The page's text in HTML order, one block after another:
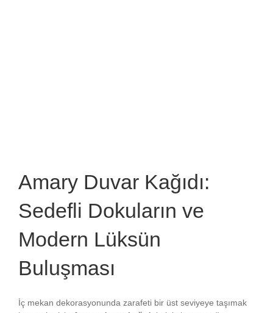
Amary Duvar Kağıdı:
Sedefli Dokuların ve
Modern Lüksün
Buluşması
İç mekan dekorasyonunda zarafeti bir üst seviyeye taşımak